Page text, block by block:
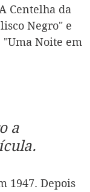
Centelha da
Negro" e
"Uma Noite em
a
1947. Depois